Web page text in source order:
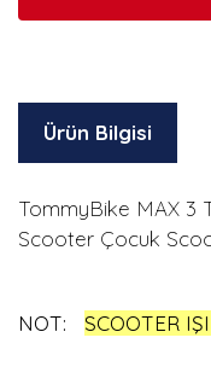
Ürün Bilgisi
TommyBike MAX 3
Scooter Çocuk
NOT: SCOOTER